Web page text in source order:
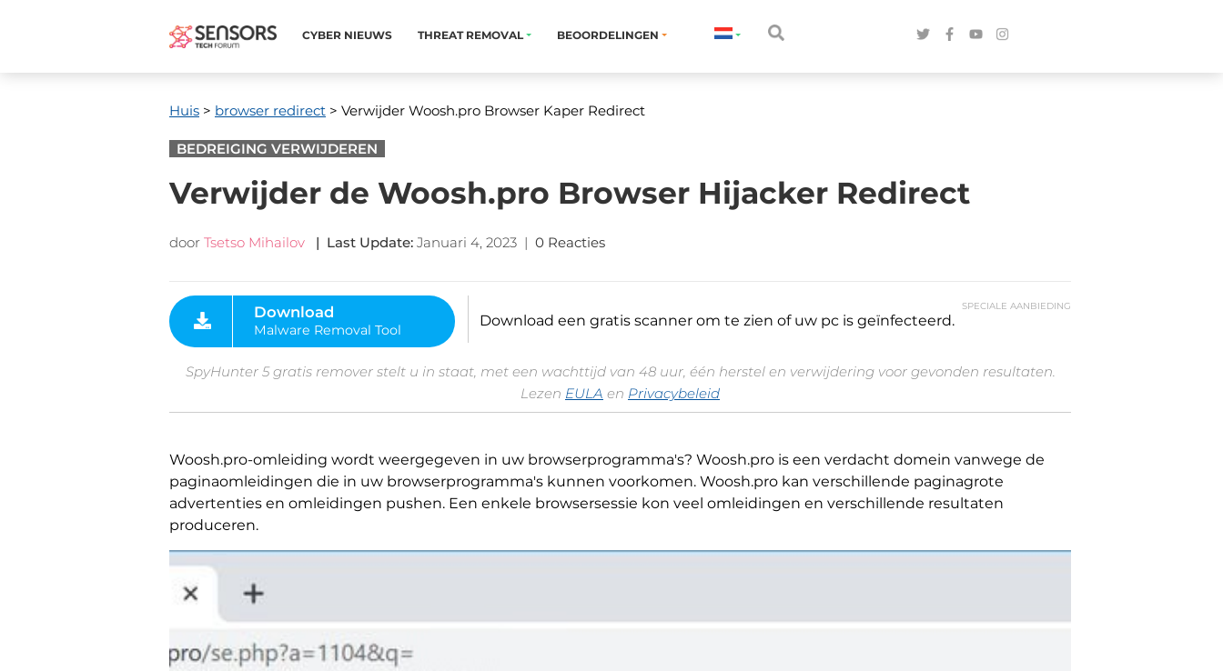
CYBER ​​NIEUWS THREAT REMOVAL BEOORDELINGEN
Huis > browser redirect > Verwijder Woosh.pro Browser Kaper Redirect
BEDREIGING VERWIJDEREN
Verwijder de Woosh.pro Browser Hijacker Redirect
door Tsetso Mihailov | Last Update: Januari 4, 2023 | 0 Reacties
SPECIALE AANBIEDING
Malware Removal Tool
Download een gratis scanner om te zien of uw pc is geïnfecteerd.
SpyHunter 5 gratis remover stelt u in staat, met een wachttijd van 48 uur, één herstel en verwijdering voor gevonden resultaten.
Lezen EULA en Privacybeleid
Woosh.pro-omleiding wordt weergegeven in uw browserprogramma's? Woosh.pro is een verdacht domein vanwege de
paginaomleidingen die in uw browserprogramma's kunnen voorkomen. Woosh.pro kan verschillende paginagrote
advertenties en omleidingen pushen. Een enkele browsersessie kon veel omleidingen en verschillende resultaten
produceren.